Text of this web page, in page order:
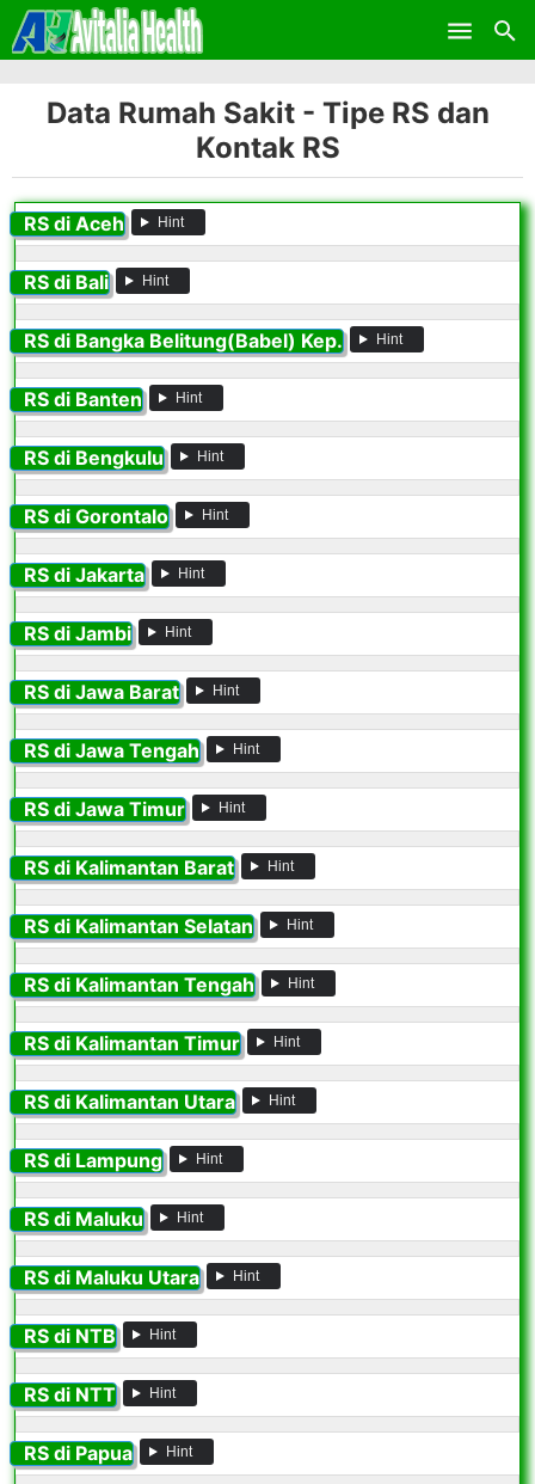
Skip to main content
Data Rumah Sakit - Tipe RS dan
Kontak RS
RS di Aceh Hint
RS di Bali Hint
RS di Bangka Belitung(Babel) Kep. Hint
RS di Banten Hint
RS di Bengkulu Hint
RS di Gorontalo Hint
RS di Jakarta Hint
RS di Jambi Hint
RS di Jawa Barat Hint
RS di Jawa Tengah Hint
RS di Jawa Timur Hint
RS di Kalimantan Barat Hint
RS di Kalimantan Selatan Hint
RS di Kalimantan Tengah Hint
RS di Kalimantan Timur Hint
RS di Kalimantan Utara Hint
RS di Lampung Hint
RS di Maluku Hint
RS di Maluku Utara Hint
RS di NTB Hint
RS di NTT Hint
RS di Papua Hint